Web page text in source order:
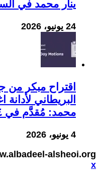
ينار محمد في
24 يونيو، 2026
اقتراح مبكر من
البريطاني لأدانة
محمد: مُقدَّم في ٤ مارس ٢٠٢٦
4 يونيو، 2026
alsheoi.org
x